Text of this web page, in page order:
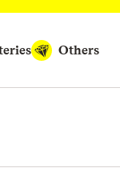
Others